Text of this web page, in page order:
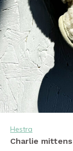
Hestra
Charlie